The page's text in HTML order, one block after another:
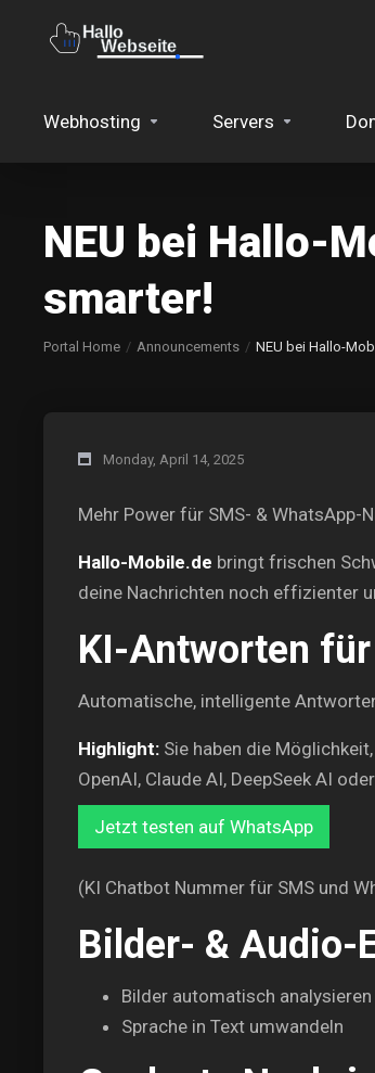
Webhosting Servers
NEU bei Hallo-
smarter!
Portal Home Announcements NEU bei Hallo-
Monday, April 14, 2025
Mehr Power für SMS- & WhatsApp-
Hallo-Mobile.de bringt frischen
deine Nachrichten noch effizienter
KI-Antworten
Automatische, intelligente
Highlight: Sie haben die
OpenAI, Claude AI, DeepSeek AI
Jetzt testen auf WhatsApp
(KI Chatbot Nummer für SMS und
Bilder- & Audio-
Bilder automatisch analysieren
Sprache in Text umwandeln